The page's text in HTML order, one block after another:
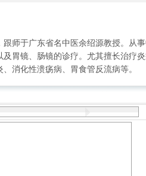
师于广东省名中医余绍源教授。从
胃镜、肠镜的诊疗。尤其擅长治疗
消化性溃疡病、胃食管反流病等。